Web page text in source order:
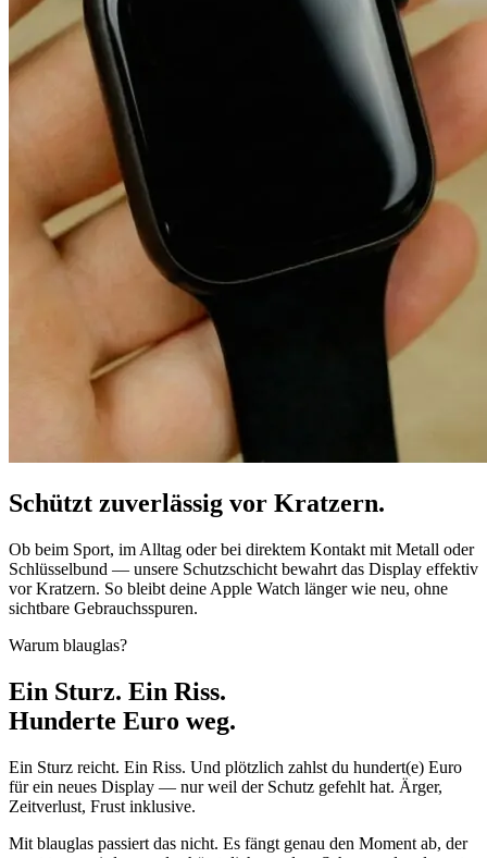
Schützt zuverlässig vor Kratzern.
Ob beim Sport, im Alltag oder bei direktem Kontakt mit Metall oder
Schlüsselbund — unsere Schutzschicht bewahrt das Display effektiv
vor Kratzern. So bleibt deine Apple Watch länger wie neu, ohne
sichtbare Gebrauchsspuren.
Warum blauglas?
Ein Sturz. Ein Riss.
Hunderte Euro weg.
Ein Sturz reicht. Ein Riss. Und plötzlich zahlst du hundert(e) Euro
für ein neues Display — nur weil der Schutz gefehlt hat. Ärger,
Zeitverlust, Frust inklusive.
Mit blauglas passiert das nicht. Es fängt genau den Moment ab, der